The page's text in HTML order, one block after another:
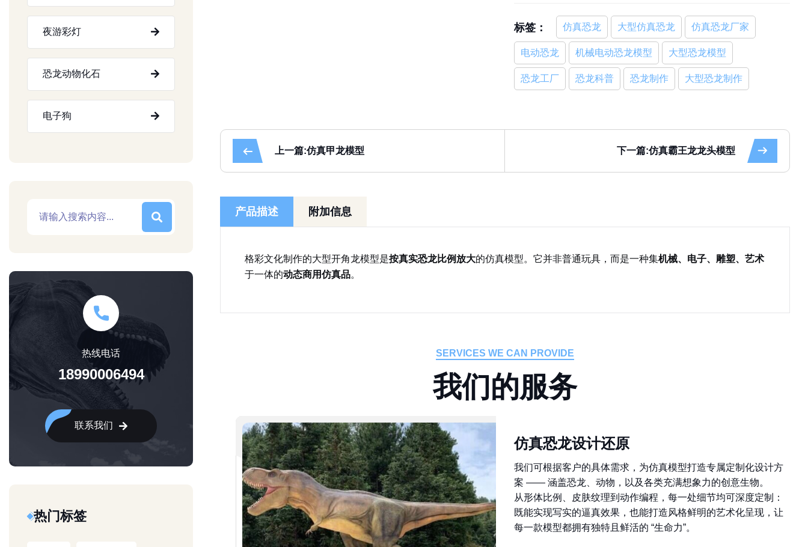
标签： 仿真恐龙 大型仿真恐龙 仿真恐龙厂家
电动恐龙 机械电动恐龙模型 大型恐龙模型
恐龙工厂 恐龙科普 恐龙制作 大型恐龙制作
上一篇:仿真甲龙模型 下一篇:仿真霸王龙龙头模型
产品描述 附加信息
格彩文化制作的大型开角龙模型是按真实恐龙比例放大的仿真模型。它并非普通玩具，而是一种集机械、电子、雕塑、艺术
于一体的动态商用仿真品。
SERVICES WE CAN PROVIDE
我们的服务
仿真恐龙设计还原
我们可根据客户的具体需求，为仿真模型打造专属定制化设计方
案 —— 涵盖恐龙、动物，以及各类充满想象力的创意生物。
从形体比例、皮肤纹理到动作编程，每一处细节均可深度定制：
既能实现写实的逼真效果，也能打造风格鲜明的艺术化呈现，让
每一款模型都拥有独特且鲜活的 “生命力”。
夜游彩灯
恐龙动物化石
电子狗
热线电话
18990006494
联系我们
热门标签